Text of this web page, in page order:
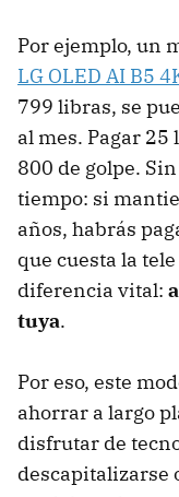
Por ejemplo, un
LG OLED AI B5
799 libras, se
al mes. Pagar
800 de golpe.
tiempo: si
años, habrás
que cuesta la
diferencia vital:
tuya.
Por eso, este
ahorrar a largo
disfrutar de
descapitalizarse